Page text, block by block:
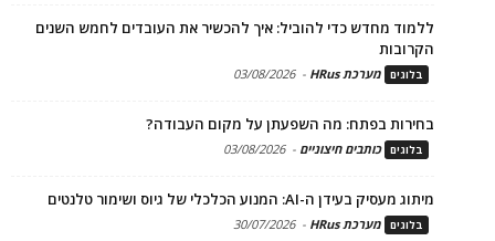
ללמוד מחדש כדי להוביל: איך להכשיר את העובדים לחמש השנים
הקרובות
בלוגים מערכת HRus -
03/08/2026
בחירות בפתח: מה השפעתן על מקום העבודה?
בלוגים כותבים חיצוניים -
03/08/2026
מיתוג מעסיק בעידן ה-AI: המנוע הכלכלי של גיוס ושימור טלנטים
בלוגים מערכת HRus -
30/07/2026